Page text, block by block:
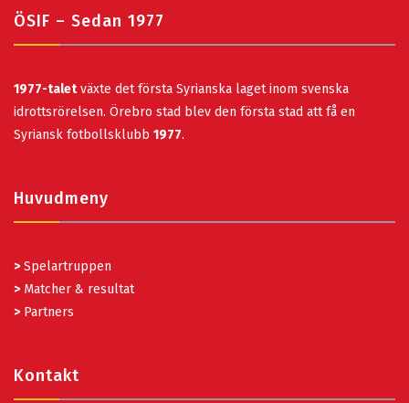
ÖSIF – Sedan 1977
1977-taletväxte det första Syrianska laget inom svenska
idrottsrörelsen. Örebro stad blev den första stad att få en
Syriansk fotbollsklubb 1977.
Huvudmeny
> Spelartruppen
> Matcher & resultat
> Partners
Kontakt